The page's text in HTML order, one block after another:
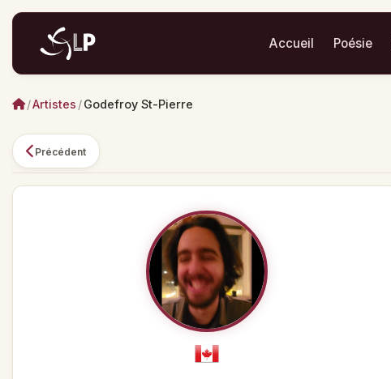
Accueil Poésie
/Artistes /Godefroy St-Pierre
Précédent